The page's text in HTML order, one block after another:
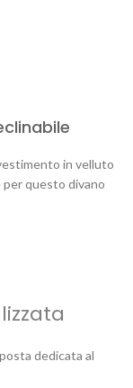
in velluto
per questo divano
dedicata al